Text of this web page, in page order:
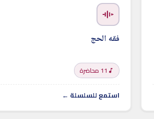
فقه الحج
11 محاضرة
استمع للسلسلة ←